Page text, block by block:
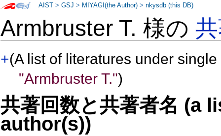
Armbruster T. 様の
+(A list of literatures under
"Armbruster T.")
共著回数と共著者名 (a
author(s))
AIST >GSJ > MIYAGI(the Author) >nkysdb (this DB)